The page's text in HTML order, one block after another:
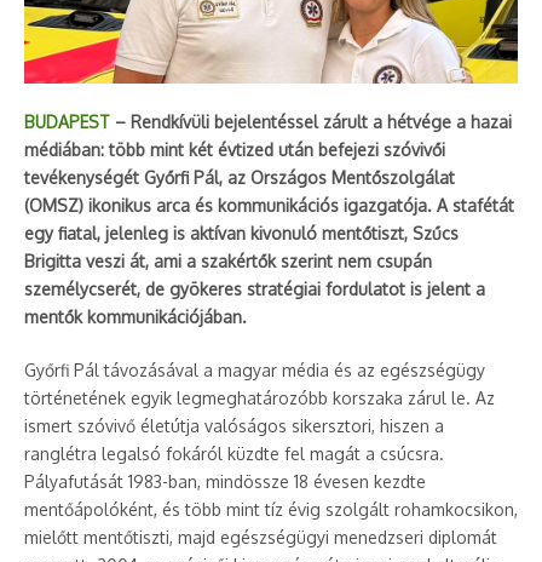
BUDAPEST – Rendkívüli bejelentéssel zárult a hétvége a hazai
médiában: több mint két évtized után befejezi szóvivői
tevékenységét Győrfi Pál, az Országos Mentőszolgálat
(OMSZ) ikonikus arca és kommunikációs igazgatója. A stafétát
egy fiatal, jelenleg is aktívan kivonuló mentőtiszt, Szűcs
Brigitta veszi át, ami a szakértők szerint nem csupán
személycserét, de gyökeres stratégiai fordulatot is jelent a
mentők kommunikációjában.
Győrfi Pál távozásával a magyar média és az egészségügy
történetének egyik legmeghatározóbb korszaka zárul le. Az
ismert szóvivő életútja valóságos sikersztori, hiszen a
ranglétra legalsó fokáról küzdte fel magát a csúcsra.
Pályafutását 1983-ban, mindössze 18 évesen kezdte
mentőápolóként, és több mint tíz évig szolgált rohamkocsikon,
mielőtt mentőtiszti, majd egészségügyi menedzseri diplomát